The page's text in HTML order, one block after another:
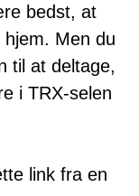
bedst, at
Men du
til at deltage,
i TRX-selen
link fra en